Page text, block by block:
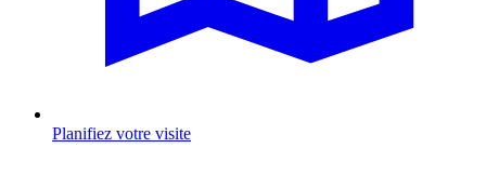
Planifiez votre visite